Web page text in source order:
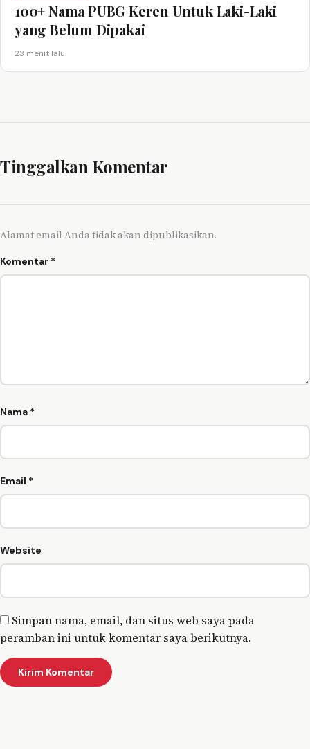
100+ Nama PUBG Keren Untuk Laki-Laki
yang Belum Dipakai
23 menit lalu
Tinggalkan Komentar
Alamat email Anda tidak akan dipublikasikan.
Komentar *
Nama *
Email *
Website
Simpan nama, email, dan situs web saya pada
peramban ini untuk komentar saya berikutnya.